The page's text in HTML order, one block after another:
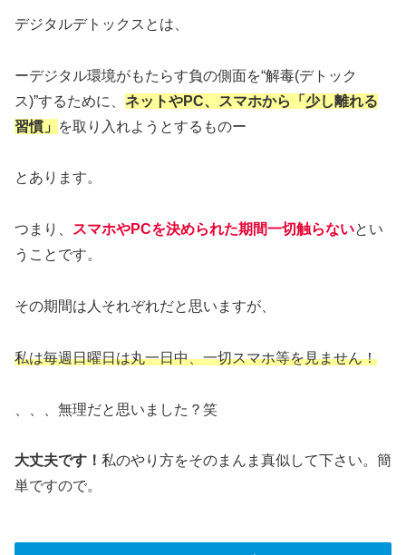
デジタルデトックスとは、
ーデジタル環境がもたらす負の側面を“解毒(デトック
ス)”するために、 ネットやPC、スマホから「少し離れる
習慣」
を取り入れようとするものー
とあります。
つまり、 スマホやPCを決められた期間一切触らないとい
うことです。
その期間は人それぞれだと思いますが、
私は毎週日曜日は丸一日中、一切スマホ等を見ません！
、、、無理だと思いました？笑
大丈夫です！ 私のやり方をそのまんま真似して下さい。簡
単ですので。